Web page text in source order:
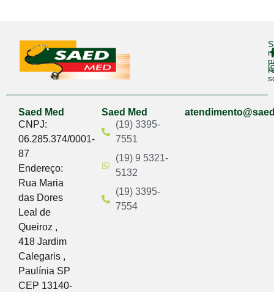
Saed Med
CNPJ:
06.285.374/0001-
87
Endereço:
Rua Maria
das Dores
Leal de
Queiroz ,
418 Jardim
Calegaris ,
Paulínia SP
CEP 13140-
Saed Med
(19) 3395-
7551
(19) 9 5321-
5132
(19) 3395-
7554